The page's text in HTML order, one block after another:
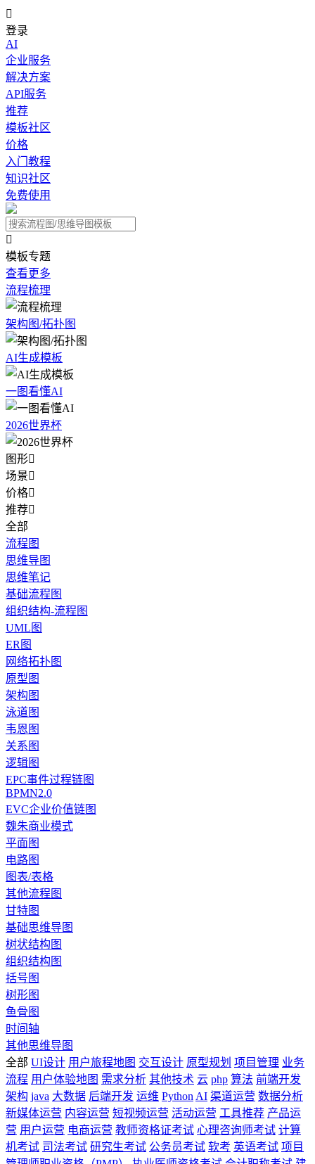

登录
AI
企业服务
解决方案
API服务
推荐
模板社区
价格
入门教程
知识社区
免费使用

模板专题
查看更多
流程梳理
架构图/拓扑图
AI生成模板
一图看懂AI
2026世界杯
图形
场景
价格
推荐
全部
流程图
思维导图
思维笔记
基础流程图
组织结构-流程图
UML图
ER图
网络拓扑图
原型图
架构图
泳道图
韦恩图
关系图
逻辑图
EPC事件过程链图
BPMN2.0
EVC企业价值链图
魏朱商业模式
平面图
电路图
图表/表格
其他流程图
甘特图
基础思维导图
树状结构图
组织结构图
括号图
树形图
鱼骨图
时间轴
其他思维导图
全部 UI设计 用户旅程地图 交互设计 原型规划 项目管理 业务
流程 用户体验地图 需求分析 其他技术 云 php 算法 前端开发
架构 java 大数据 后端开发 运维 Python AI 渠道运营 数据分析
新媒体运营 内容运营 短视频运营 活动运营 工具推荐 产品运
营 用户运营 电商运营 教师资格证考试 心理咨询师考试 计算
机考试 司法考试 研究生考试 公务员考试 软考 英语考试 项目